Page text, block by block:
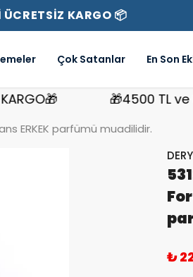
KARGO 📦
Çok Satanlar En Son
🎁4500 TL ve
ERKEK parfümü muadilidir.
₺